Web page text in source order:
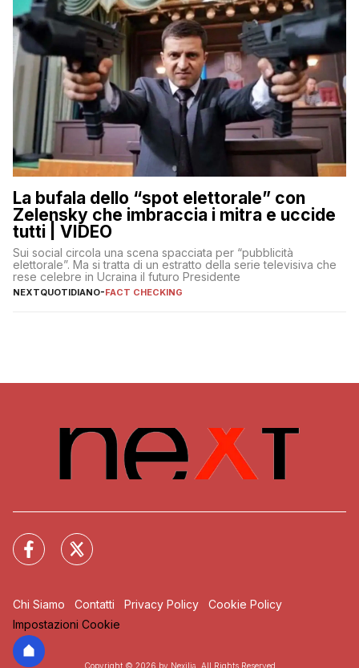
La bufala dello “spot elettorale” con
Zelensky che imbraccia i mitra e uccide
tutti | VIDEO
Sui social circola una scena spacciata per “pubblicità
elettorale”. Ma si tratta di un estratto della serie televisiva che
rese celebre in Ucraina il futuro Presidente
NEXTQUOTIDIANO-FACT CHECKING
Chi Siamo Contatti Privacy Policy
Cookie Policy
Impostazioni Cookie
Copyright © 2026 by Nexilia. All Rights Reserved